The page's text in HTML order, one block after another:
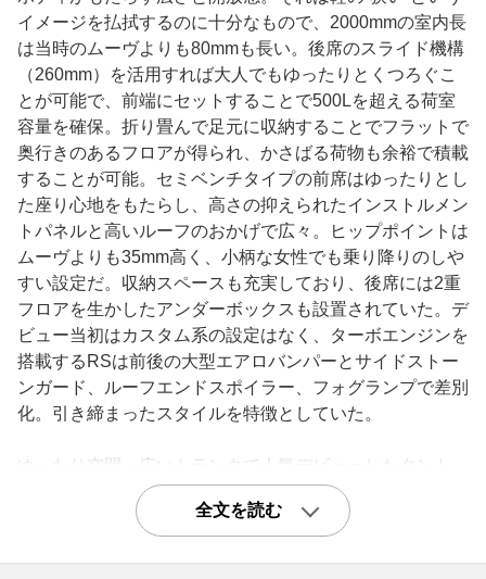
イメージを払拭するのに十分なもので、2000mmの室内長
は当時のムーヴよりも80mmも長い。後席のスライド機構
（260mm）を活用すれば大人でもゆったりとくつろぐこ
とが可能で、前端にセットすることで500Lを超える荷室
容量を確保。折り畳んで足元に収納することでフラットで
奥行きのあるフロアが得られ、かさばる荷物も余裕で積載
することが可能。セミベンチタイプの前席はゆったりとし
た座り心地をもたらし、高さの抑えられたインストルメン
トパネルと高いルーフのおかげで広々。ヒップポイントは
ムーヴよりも35mm高く、小柄な女性でも乗り降りのしや
すい設定だ。収納スペースも充実しており、後席には2重
フロアを生かしたアンダーボックスも設置されていた。デ
ビュー当初はカスタム系の設定はなく、ターボエンジンを
搭載するRSは前後の大型エアロバンパーとサイドストー
ンガード、ルーフエンドスポイラー、フォグランプで差別
化。引き締まったスタイルを特徴としていた。
ゆったり空間・広いトランクで人気デビューしたタント
初代タントは2003年11月に登場した。エンジンルームを
ギリギリまで切り詰め、当時の軽自動車では最長となる2
全文を読む